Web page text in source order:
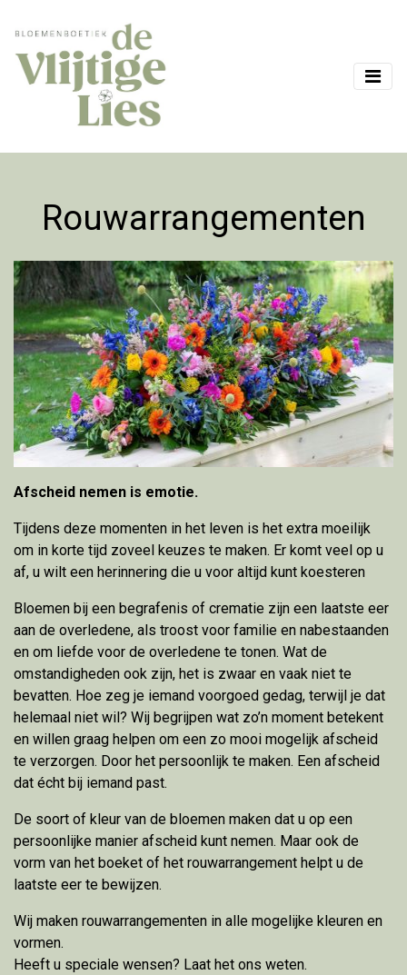
Rouwarrangementen
Afscheid nemen is emotie.
Tijdens deze momenten in het leven is het extra moeilijk
om in korte tijd zoveel keuzes te maken. Er komt veel op u
af, u wilt een herinnering die u voor altijd kunt koesteren
Bloemen bij een begrafenis of crematie zijn een laatste eer
aan de overledene, als troost voor familie en nabestaanden
en om liefde voor de overledene te tonen. Wat de
omstandigheden ook zijn, het is zwaar en vaak niet te
bevatten. Hoe zeg je iemand voorgoed gedag, terwijl je dat
helemaal niet wil? Wij begrijpen wat zo’n moment betekent
en willen graag helpen om een zo mooi mogelijk afscheid
te verzorgen. Door het persoonlijk te maken. Een afscheid
dat écht bij iemand past.
De soort of kleur van de bloemen maken dat u op een
persoonlijke manier afscheid kunt nemen. Maar ook de
vorm van het boeket of het rouwarrangement helpt u de
laatste eer te bewijzen.
Wij maken rouwarrangementen in alle mogelijke kleuren en
vormen.
Heeft u speciale wensen? Laat het ons weten.